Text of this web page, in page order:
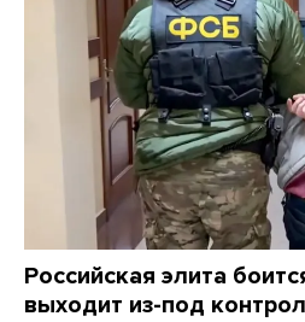
Российская элита
выходит из-под